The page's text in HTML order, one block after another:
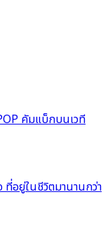
คัมแบ็กบนเวที
ที่อยู่ในชีวิตมานานกว่า